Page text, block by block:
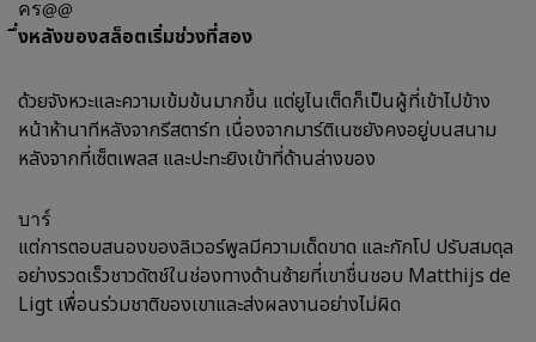
คร@@
ึ่งหลังของสล็อตเริ่มช่วงที่สอง
ด้วยจังหวะและความเข้มข้นมากขึ้น แต่ยูไนเต็ดก็เป็นผู้ที่เข้าไปข้าง
หน้าห้านาทีหลังจากรีสตาร์ท เนื่องจากมาร์ติเนซยังคงอยู่บนสนาม
หลังจากที่เซ็ตเพลส และปะทะยิงเข้าที่ด้านล่างของ
บาร์
แต่การตอบสนองของลิเวอร์พูลมีความเด็ดขาด และกักโป ปรับสมดุล
อย่างรวดเร็วชาวดัตช์ในช่องทางด้านซ้ายที่เขาชื่นชอบ Matthijs de
Ligt เพื่อนร่วมชาติของเขาและส่งผลงานอย่างไม่ผิด